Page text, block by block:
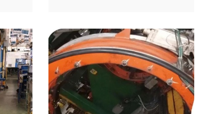
efektivitu svých výrobních linek a
pohodu svých zaměstnanců.